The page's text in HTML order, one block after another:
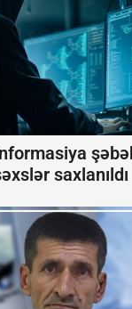
saxlanıldı